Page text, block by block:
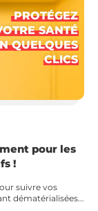
PROTÉGEZ
SANTÉ
QUELQUES
CLICS
pour les
!
suivre vos
dématérialisées...